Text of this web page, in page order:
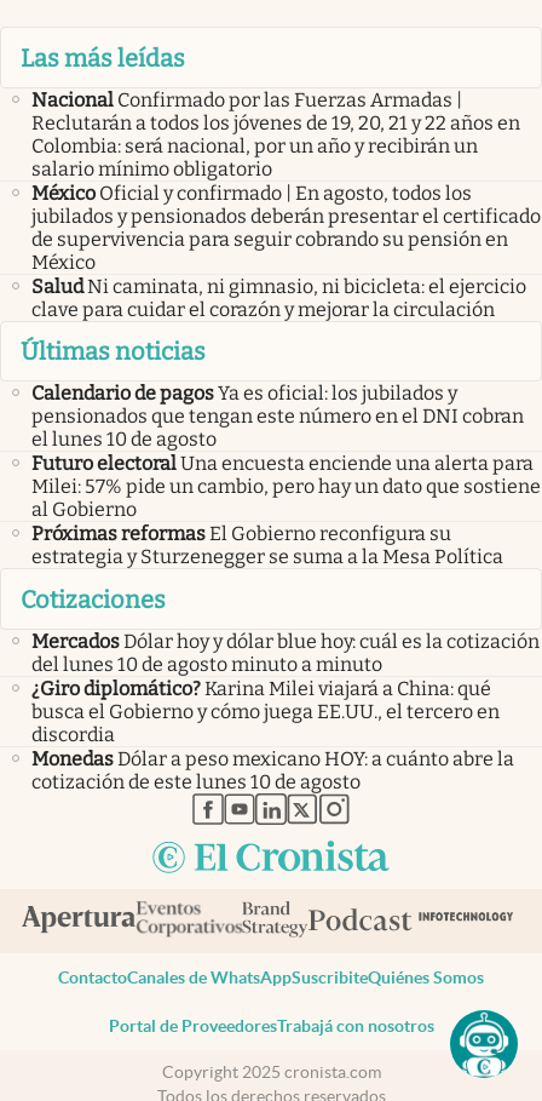
Las más leídas
Nacional Confirmado por las Fuerzas Armadas |
Reclutarán a todos los jóvenes de 19, 20, 21 y 22 años en
Colombia: será nacional, por un año y recibirán un
salario mínimo obligatorio
México Oficial y confirmado | En agosto, todos los
jubilados y pensionados deberán presentar el certificado
de supervivencia para seguir cobrando su pensión en
México
SaludNi caminata, ni gimnasio, ni bicicleta: el ejercicio
clave para cuidar el corazón y mejorar la circulación
Últimas noticias
Calendario de pagosYa es oficial: los jubilados y
pensionados que tengan este número en el DNI cobran
el lunes 10 de agosto
Futuro electoralUna encuesta enciende una alerta para
Milei: 57% pide un cambio, pero hay un dato que sostiene
al Gobierno
Próximas reformasEl Gobierno reconfigura su
estrategia y Sturzenegger se suma a la Mesa Política
Cotizaciones
MercadosDólar hoy y dólar blue hoy: cuál es la cotización
del lunes 10 de agosto minuto a minuto
¿Giro diplomático?Karina Milei viajará a China: qué
busca el Gobierno y cómo juega EE.UU., el tercero en
discordia
MonedasDólar a peso mexicano HOY: a cuánto abre la
cotización de este lunes 10 de agosto
abre en nueva pestaña
abre en nueva pestaña
abre en nueva pestaña
abre en nueva pestaña
abre en nueva pestaña
ContactoCanales de WhatsAppSuscribiteQuiénes Somos
Portal de ProveedoresTrabajá con nosotros
Copyright 2025 cronista.com
Todos los derechos reservados